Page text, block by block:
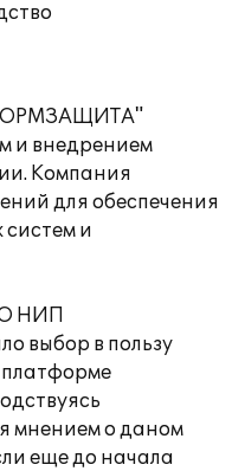
и внедрением
Компания
для обеспечения
и
НИП
выбор в пользу
мнением о даном
еще до начала